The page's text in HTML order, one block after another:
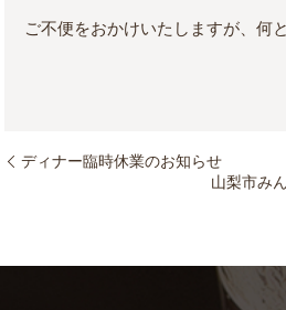
ご不便をおかけいたしますが、何
ディナー臨時休業のお知らせ
山梨市み